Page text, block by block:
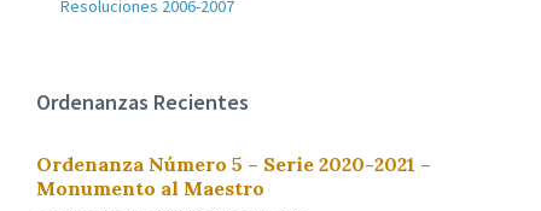
Resoluciones 2006-2007
Ordenanzas Recientes
Ordenanza Número 5 – Serie 2020-2021 –
Monumento al Maestro